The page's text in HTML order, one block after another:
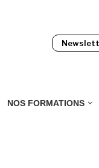
NOS FORMATIONS